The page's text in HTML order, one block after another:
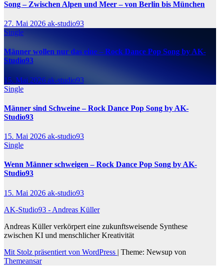
Song – Zwischen Alpen und Meer – von Berlin bis München
27. Mai 2026 ak-studio93
Single
Männer wollen nur das eine – Rock Dance Pop Song by AK-
Studio93
15. Mai 2026 ak-studio93
Single
Männer sind Schweine – Rock Dance Pop Song by AK-
Studio93
15. Mai 2026 ak-studio93
Single
Wenn Männer schweigen – Rock Dance Pop Song by AK-
Studio93
15. Mai 2026 ak-studio93
AK-Studio93 - Andreas Küller
Andreas Küller verkörpert eine zukunftsweisende Synthese
zwischen KI und menschlicher Kreativität
Mit Stolz präsentiert von WordPress | Theme: Newsup von
Themeansar